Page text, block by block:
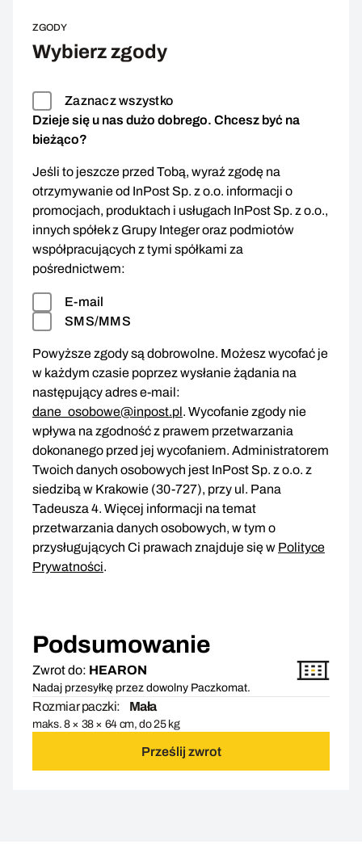
ZGODY
Wybierz zgody
Zaznacz wszystko
Dzieje się u nas dużo dobrego. Chcesz być na
bieżąco?
Jeśli to jeszcze przed Tobą, wyraź zgodę na
otrzymywanie od InPost Sp. z o.o. informacji o
promocjach, produktach i usługach InPost Sp. z o.o.,
innych spółek z Grupy Integer oraz podmiotów
współpracujących z tymi spółkami za
pośrednictwem:
E-mail
SMS/MMS
Powyższe zgody są dobrowolne. Możesz wycofać je
w każdym czasie poprzez wysłanie żądania na
następujący adres e-mail:
dane_osobowe@inpost.pl. Wycofanie zgody nie
wpływa na zgodność z prawem przetwarzania
dokonanego przed jej wycofaniem. Administratorem
Twoich danych osobowych jest InPost Sp. z o.o. z
siedzibą w Krakowie (30-727), przy ul. Pana
Tadeusza 4. Więcej informacji na temat
przetwarzania danych osobowych, w tym o
przysługujących Ci prawach znajduje się w Polityce
Prywatności.
Podsumowanie
Zwrot do: HEARON
Nadaj przesyłkę przez dowolny Paczkomat.
Rozmiar paczki: Mała
maks. 8 × 38 × 64 cm, do 25 kg
Prześlij zwrot